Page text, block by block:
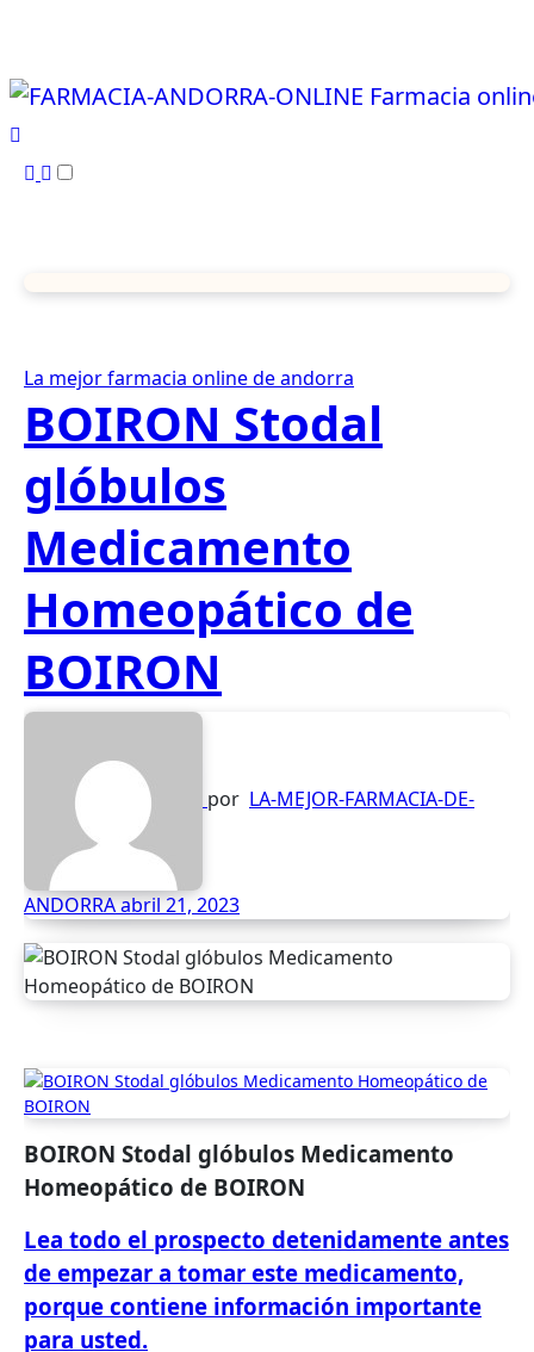
La mejor farmacia online de andorra
BOIRON Stodal
glóbulos
Medicamento
Homeopático de
BOIRON
por LA-MEJOR-FARMACIA-DE-
ANDORRAabril 21, 2023
BOIRON Stodal glóbulos Medicamento
Homeopático de BOIRON
Lea todo el prospecto detenidamente antes
de empezar a tomar este medicamento,
porque contiene información importante
para usted.